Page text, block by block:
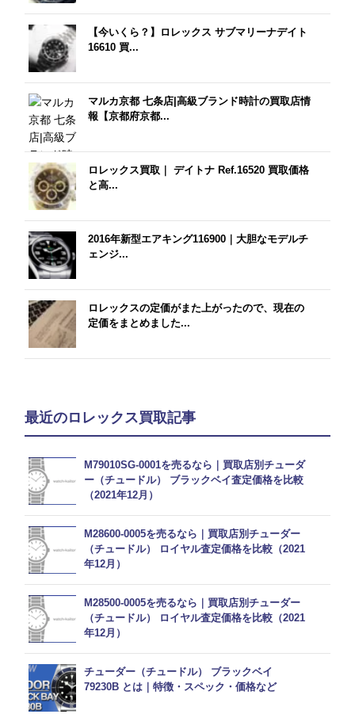
【今いくら？】ロレックス サブマリーナデイト
16610 買...
マルカ京都 七条店|高級ブランド時計の買取店情
報【京都府京都...
ロレックス買取｜ デイトナ Ref.16520 買取価格
と高...
2016年新型エアキング116900｜大胆なモデルチ
ェンジ...
ロレックスの定価がまた上がったので、現在の
定価をまとめました...
最近のロレックス買取記事
M79010SG-0001を売るなら｜買取店別チューダ
ー（チュードル） ブラックベイ査定価格を比較
（2021年12月）
M28600-0005を売るなら｜買取店別チューダー
（チュードル） ロイヤル査定価格を比較（2021
年12月）
M28500-0005を売るなら｜買取店別チューダー
（チュードル） ロイヤル査定価格を比較（2021
年12月）
チューダー（チュードル） ブラックベイ
79230B とは｜特徴・スペック・価格など